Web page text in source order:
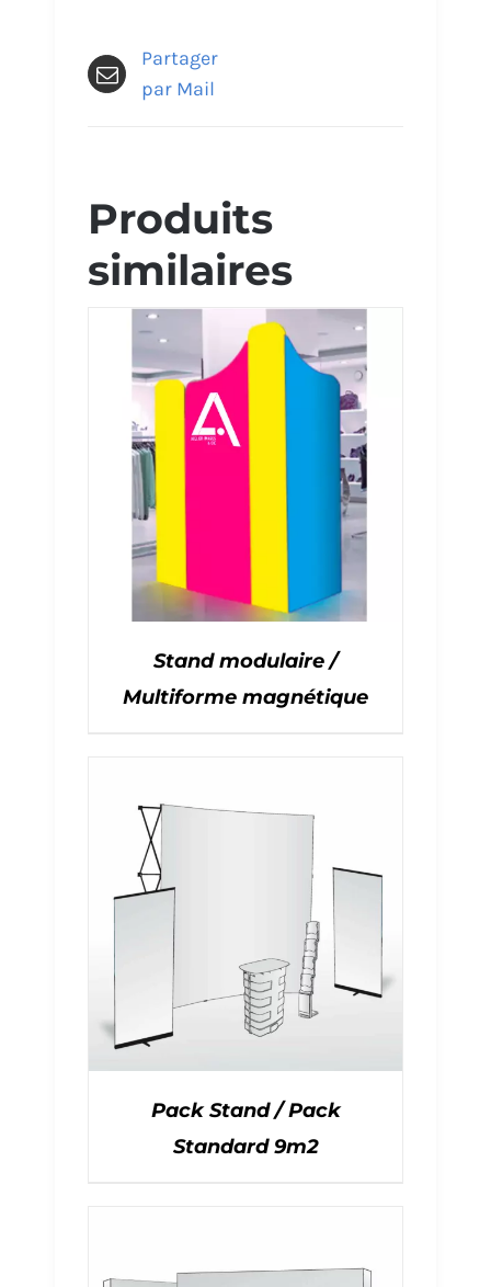
Partager
par Mail
Produits
similaires
Stand modulaire /
Multiforme magnétique
Pack Stand / Pack
Standard 9m2